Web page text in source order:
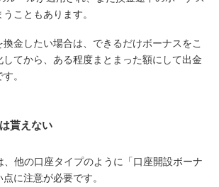
こともあります。
金したい場合は、できるだけボーナスをこ
してから、ある程度まとまった額にして出金
。
貰えない
、他の口座タイプのように「口座開設ボーナ
に注意が必要です。